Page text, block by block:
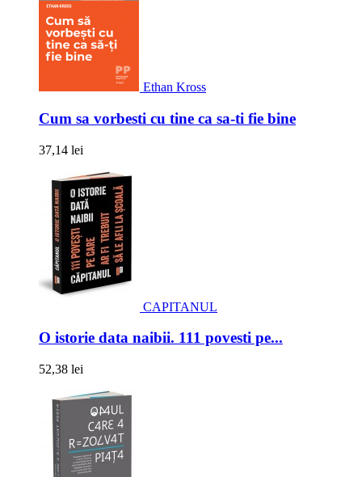
Ethan Kross
Cum sa vorbesti cu tine ca sa-ti fie bine
37,14 lei
CAPITANUL
O istorie data naibii. 111 povesti pe...
52,38 lei